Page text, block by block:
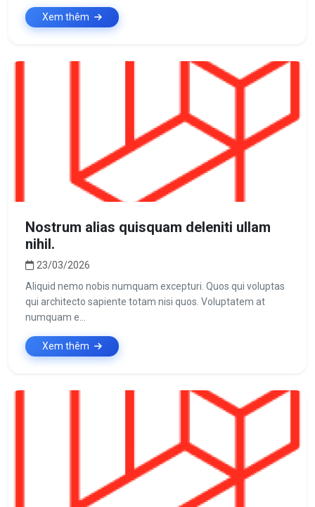
Xem thêm
Nostrum alias quisquam deleniti ullam
nihil.
23/03/2026
Aliquid nemo nobis numquam excepturi. Quos qui voluptas
qui architecto sapiente totam nisi quos. Voluptatem at
numquam e...
Xem thêm